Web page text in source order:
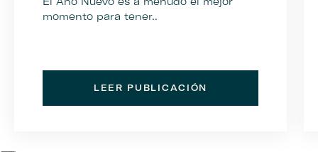
momento para tener..
LEER PUBLICACIÓN